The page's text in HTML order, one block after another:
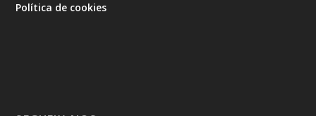
Política de cookies